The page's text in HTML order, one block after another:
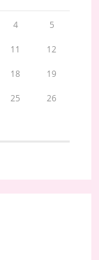
4 5
11 12
18 19
25 26